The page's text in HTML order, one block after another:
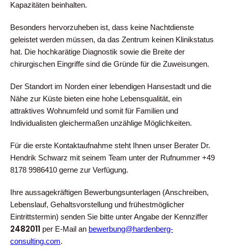
Kapazitäten beinhalten.
Besonders hervorzuheben ist, dass keine Nachtdienste
geleistet werden müssen, da das Zentrum keinen Klinikstatus
hat. Die hochkarätige Diagnostik sowie die Breite der
chirurgischen Eingriffe sind die Gründe für die Zuweisungen.
Der Standort im Norden einer lebendigen Hansestadt und die
Nähe zur Küste bieten eine hohe Lebensqualität, ein
attraktives Wohnumfeld und somit für Familien und
Individualisten gleichermaßen unzählige Möglichkeiten.
Für die erste Kontaktaufnahme steht Ihnen unser Berater Dr.
Hendrik Schwarz mit seinem Team unter der Rufnummer +49
8178 9986410 gerne zur Verfügung.
Ihre aussagekräftigen Bewerbungsunterlagen (Anschreiben,
Lebenslauf, Gehaltsvorstellung und frühestmöglicher
Eintrittstermin) senden Sie bitte unter Angabe der Kennziffer
2482011 per E-Mail an bewerbung@hardenberg-
consulting.com.